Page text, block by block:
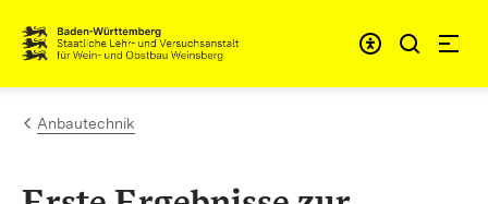
Zum Inhalt springen
Link zur Startseite
Anbautechnik